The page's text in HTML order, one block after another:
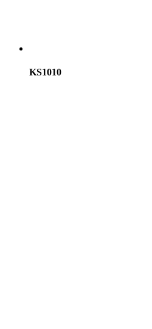
KS1010